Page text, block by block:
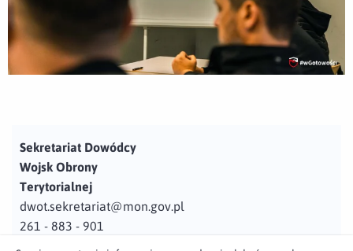
Sekretariat Dowódcy
Wojsk Obrony
Terytorialnej
dwot.sekretariat@mon.gov.pl
261 - 883 - 901